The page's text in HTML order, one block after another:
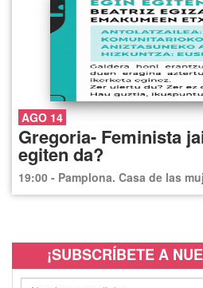
AGO 14
Gregoria- Feminista
egiten da?
19:00 - Pamplona. Casa de las
¡SUBSCRÍBETE A